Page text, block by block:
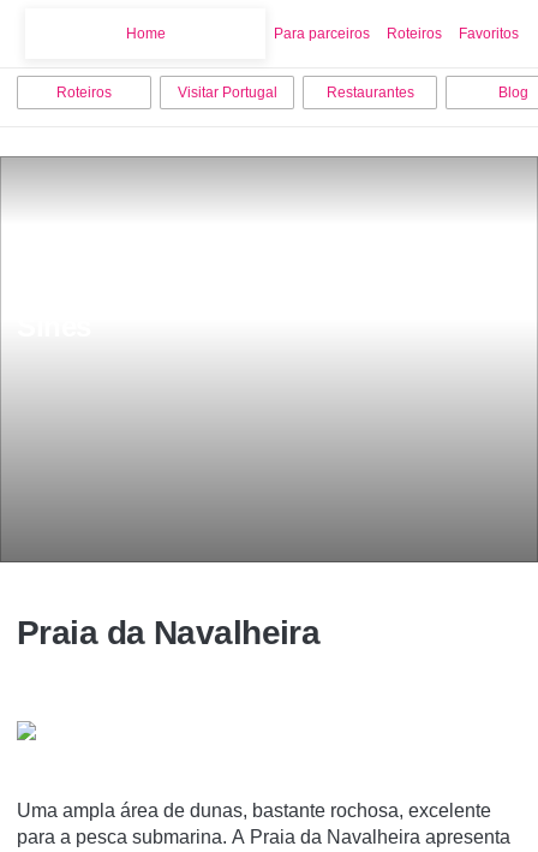
Home Para parceiros Roteiros Favoritos
Roteiros Visitar Portugal Restaurantes Blog
Praia da Navalheira
Uma ampla área de dunas, bastante rochosa, excelente
para a pesca submarina. A Praia da Navalheira apresenta